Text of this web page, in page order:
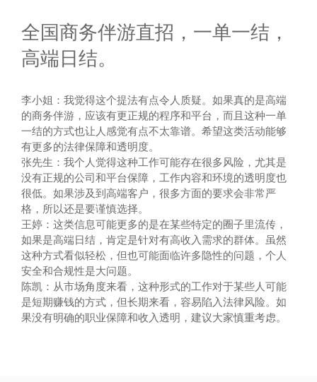
全国商务伴游直招，一单一结，
高端日结。
李小姐 ：我觉得这个提法有点令人质疑。如果真的是高端
的商务伴游，应该有更正规的程序和平台，而且这种一单
一结的方式也让人感觉有点不太靠谱。希望这类活动能够
有更多的法律保障和透明度。
张先生 ：我个人觉得这种工作可能存在很多风险，尤其是
没有正规的公司和平台保障，工作内容和环境的透明度也
很低。如果涉及到高端客户，很多方面的要求会非常严
格，所以还是要谨慎选择。
王婷 ：这类信息可能更多的是在某些特定的圈子里流传，
如果是高端日结，肯定是针对有高收入需求的群体。虽然
这种方式看似轻松，但也可能面临许多隐性的问题，个人
安全和合规性是大问题。
陈凯 ：从市场角度来看，这种形式的工作对于某些人可能
是短期赚钱的方式，但长期来看，容易陷入法律风险。如
果没有明确的职业保障和收入透明，建议大家慎重考虑。